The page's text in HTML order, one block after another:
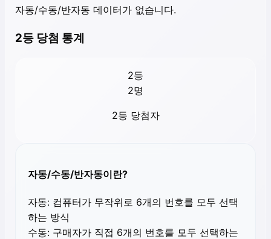
자동/수동/반자동 데이터가 없습니다.
2등 당첨 통계
2등
2명
2등 당첨자
자동/수동/반자동이란?
자동: 컴퓨터가 무작위로 6개의 번호를 모두 선택
하는 방식
수동: 구매자가 직접 6개의 번호를 모두 선택하는